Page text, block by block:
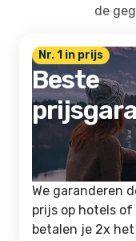
de
Nr. 1 in prijs
Beste
We garanderen
prijs op hotels of
betalen je 2x